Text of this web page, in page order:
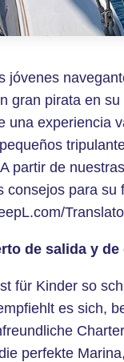
jóvenes
gran pirata en
una experiencia
partir de
consejos para su
de salida y
für Kinder so
es sich,
perfekte